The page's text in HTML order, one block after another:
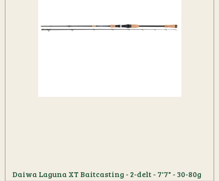
Daiwa Laguna XT Baitcasting - 2-delt - 7'7" - 30-80g